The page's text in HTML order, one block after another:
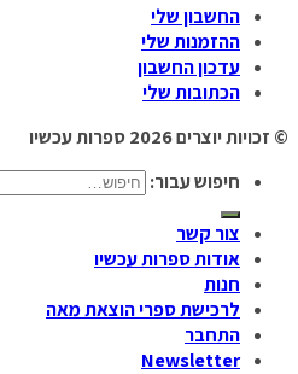
החשבון שלי
ההזמנות שלי
עדכון החשבון
הכתובות שלי
© זכויות יוצרים 2026
ספרות עכשיו
חיפוש עבור:
צור קשר
אודות ספרות עכשיו
חנות
לרכישת ספרי הוצאת מאה
התחבר
Newsletter